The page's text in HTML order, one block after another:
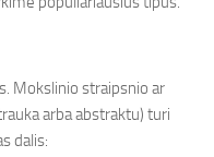
Mokslinio straipsnio ar
arba abstraktu) turi
dalis: